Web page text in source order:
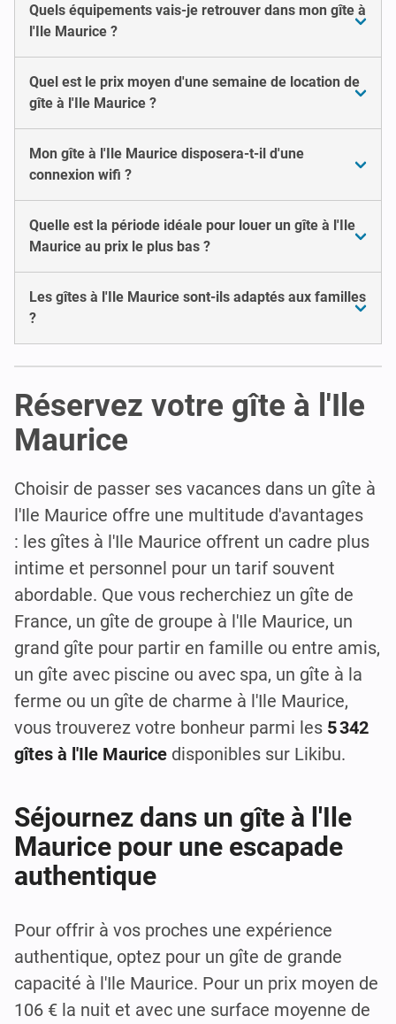
Quels équipements vais-je retrouver dans mon gîte à
l'Ile Maurice ?
Quel est le prix moyen d'une semaine de location de
gîte à l'Ile Maurice ?
Mon gîte à l'Ile Maurice disposera-t-il d'une
connexion wifi ?
Quelle est la période idéale pour louer un gîte à l'Ile
Maurice au prix le plus bas ?
Les gîtes à l'Ile Maurice sont-ils adaptés aux familles
?
Réservez votre gîte à l'Ile
Maurice
Choisir de passer ses vacances dans un gîte à
l'Ile Maurice offre une multitude d'avantages
: les gîtes à l'Ile Maurice offrent un cadre plus
intime et personnel pour un tarif souvent
abordable. Que vous recherchiez un gîte de
France, un gîte de groupe à l'Ile Maurice, un
grand gîte pour partir en famille ou entre amis,
un gîte avec piscine ou avec spa, un gîte à la
ferme ou un gîte de charme à l'Ile Maurice,
vous trouverez votre bonheur parmi les 5 342
gîtes à l'Ile Maurice disponibles sur Likibu.
Séjournez dans un gîte à l'Ile
Maurice pour une escapade
authentique
Pour offrir à vos proches une expérience
authentique, optez pour un gîte de grande
capacité à l'Ile Maurice. Pour un prix moyen de
106 € la nuit et avec une surface moyenne de